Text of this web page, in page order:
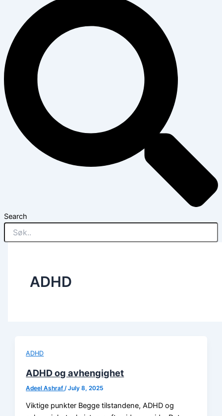
Search
ADHD
ADHD
ADHD og avhengighet
Adeel Ashraf /July 8, 2025
Viktige punkter Begge tilstandene, ADHD og